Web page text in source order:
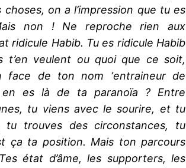
on a l’impression que tu es
non ! Ne reproche rien aux
ridicule Habib. Tu es ridicule Habib
t’en veulent ou quoi que ce soit,
face de ton nom ‘entraineur de
en es là de ta paranoïa ? Entre
tu viens avec le sourire, et tu
trouves des circonstances, tu
ça ta position. Mais ton parcours
état d’âme, les supporters, les